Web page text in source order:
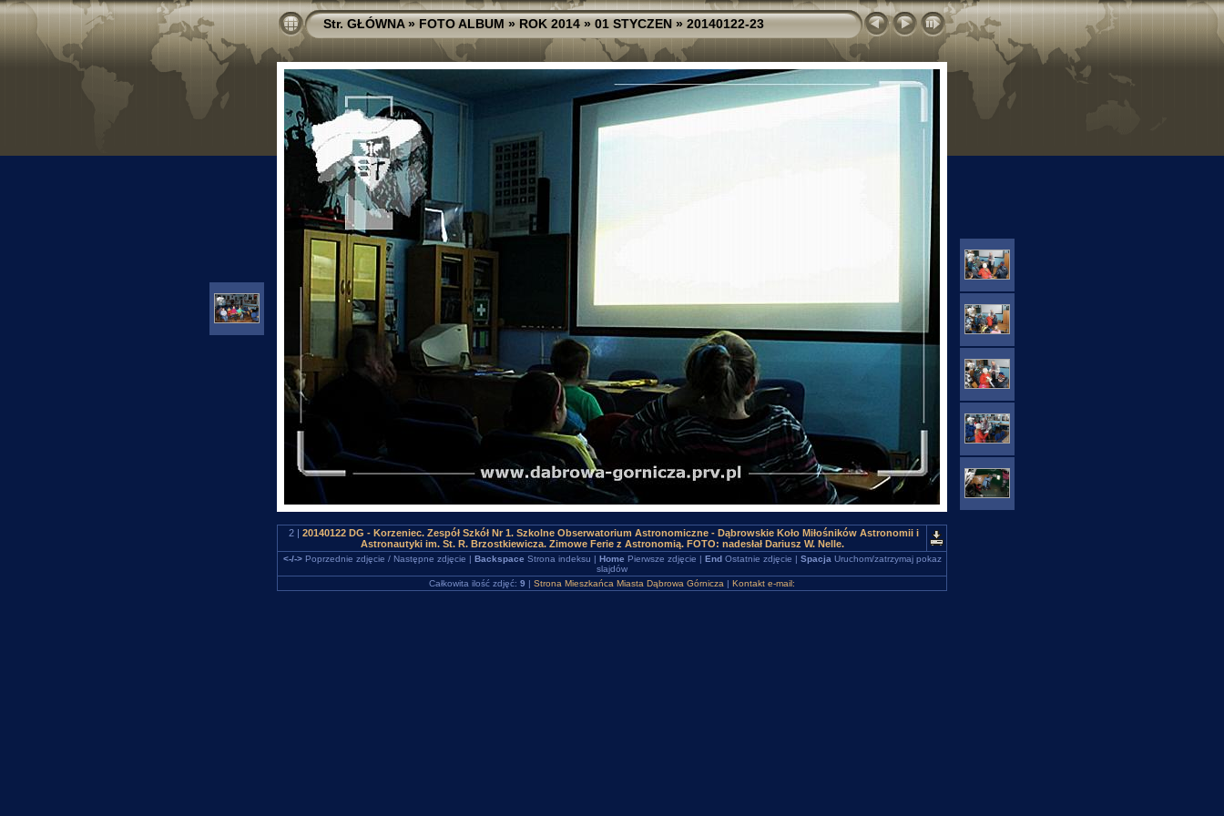
Str. GŁÓWNA»FOTO ALBUM»ROK 2014»01 STYCZEN»20140122-23
2 | 20140122 DG - Korzeniec. Zespół Szkół Nr 1. Szkolne Obserwatorium Astronomiczne - Dąbrowskie Koło Miłośników Astronomii i
Astronautyki im. St. R. Brzostkiewicza. Zimowe Ferie z Astronomią. FOTO: nadesłał Dariusz W. Nelle.
<-/->Poprzednie zdjęcie / Następne zdjęcie | Backspace Strona indeksu | Home Pierwsze zdjęcie | EndOstatnie zdjęcie | Spacja Uruchom/zatrzymaj pokaz
slajdów
Całkowita ilość zdjęć: 9 | Strona Mieszkańca Miasta Dąbrowa Górnicza | Kontakt e-mail: